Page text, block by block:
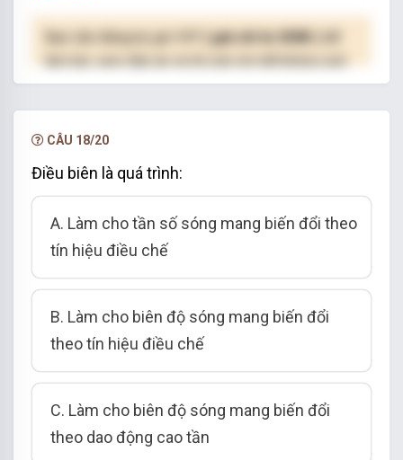
( giá chỉ từ 250K )
hạn.
CÂU 18/20
Điều biên là quá trình:
A. Làm cho tần số sóng mang biến đổi theo
tín hiệu điều chế
B. Làm cho biên độ sóng mang biến đổi
theo tín hiệu điều chế
C. Làm cho biên độ sóng mang biến đổi
theo dao động cao tần